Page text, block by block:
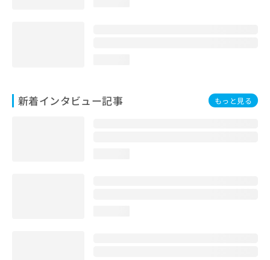
新着インタビュー記事 もっと見る